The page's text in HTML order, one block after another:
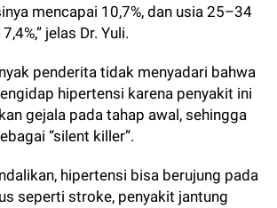
mencapai 10,7%, dan usia 25–34
jelas Dr. Yuli.
penderita tidak menyadari bahwa
hipertensi karena penyakit ini
gejala pada tahap awal, sehingga
“silent killer”.
hipertensi bisa berujung pada
seperti stroke, penyakit jantung